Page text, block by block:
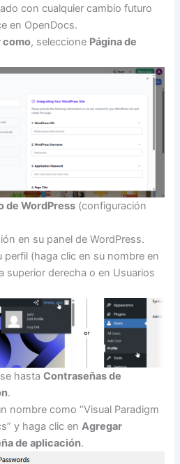
con cualquier cambio futuro
en OpenDocs.
como, seleccione Página de
de WordPress (configuración
en su panel de WordPress.
perfil (haga clic en su nombre en
superior derecha o en Usuarios
hastaContraseñas de
.
nombre como “Visual Paradigm
y haga clic enAgregar
de aplicación.